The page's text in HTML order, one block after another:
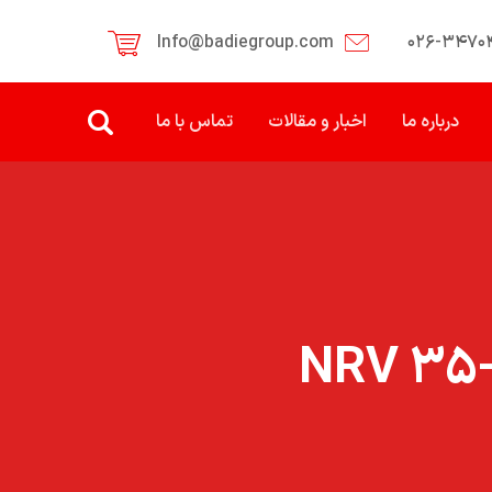
Info@badiegroup.com
درباره ما اخبار و مقالات تماس با ما